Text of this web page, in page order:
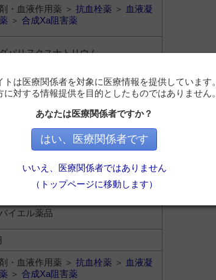
・血液作用薬 ＞ 抗血栓薬 ＞ 血液凝
＞ 合成Xa阻害薬
パリヌクスナトリウム
ンドファーマ
ンド
剤・血液作用薬 ＞抗血栓薬＞血液凝
合成Xa阻害薬
キサバン
イエル薬品
・血液作用薬 ＞ 抗血栓薬 ＞ 血液凝
＞ 合成Xa阻害薬
トは医療関係者を対象に医療情報を提供しています。
に対する情報提供を目的としたものではありません。
あなたは医療関係者ですか？
はい、医療関係者です
いいえ、医療関係者ではありません
（トップページに移動します）